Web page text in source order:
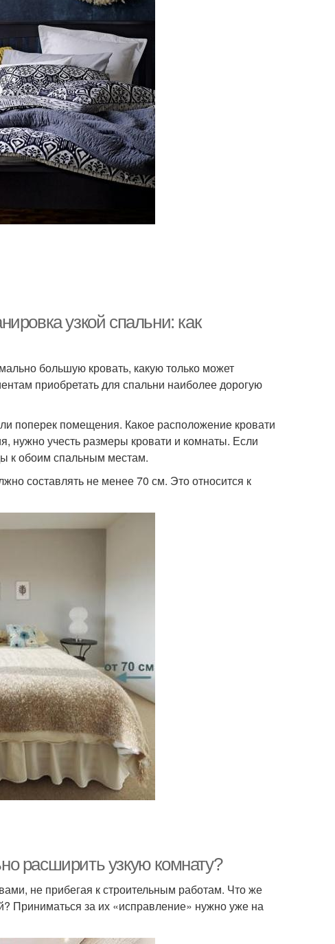
узкой спальни: как
большую кровать, какую только может
приобретать для спальни наиболее дорогую
поперек помещения. Какое расположение кровати
нужно учесть размеры кровати и комнаты. Если
к обоим спальным местам.
составлять не менее 70 см. Это относится к
расширить узкую комнату?
не прибегая к строительным работам. Что же
Приниматься за их «исправление» нужно уже на